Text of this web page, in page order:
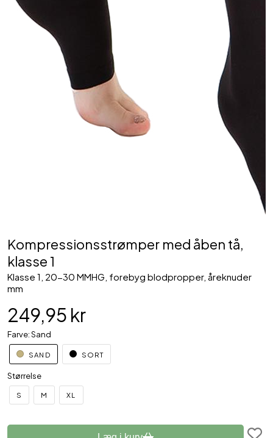
Kompressionsstrømper med åben tå,
klasse 1
Klasse 1, 20-30 MMHG, forebyg blodpropper, åreknuder
mm
249,95 kr
Farve: Sand
SAND SORT
Størrelse
S M XL